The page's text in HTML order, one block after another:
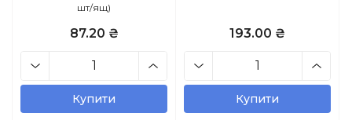
шт/ящ)
87.20 ₴
Купити
193.00 ₴
Купити